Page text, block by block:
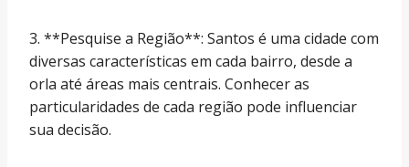
3. **Pesquise a Região**: Santos é uma cidade com
diversas características em cada bairro, desde a
orla até áreas mais centrais. Conhecer as
particularidades de cada região pode influenciar
sua decisão.